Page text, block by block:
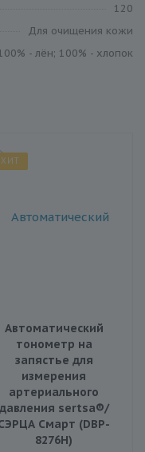
120
Для очищения кожи
- лён; 100% - хлопок
ХИТ
Автоматический
тонометр на
запястье для
измерения
артериального
давления sertsa®/
Смарт (DBP-
8276H)